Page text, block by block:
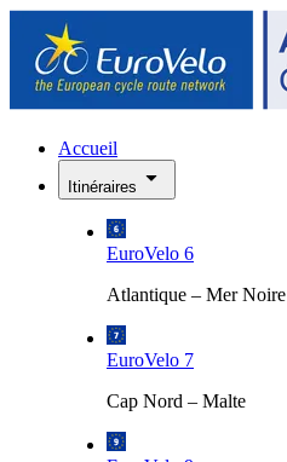
Accueil
Itinéraires
EuroVelo 6
Atlantique – Mer Noire
EuroVelo 7
Cap Nord – Malte